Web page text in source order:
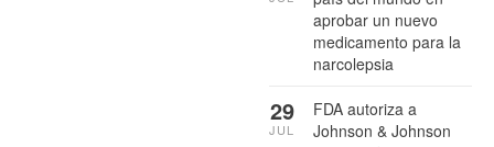
aprobar un nuevo
medicamento para la
narcolepsia
FDA autoriza a
Johnson & Johnson
29
JUL